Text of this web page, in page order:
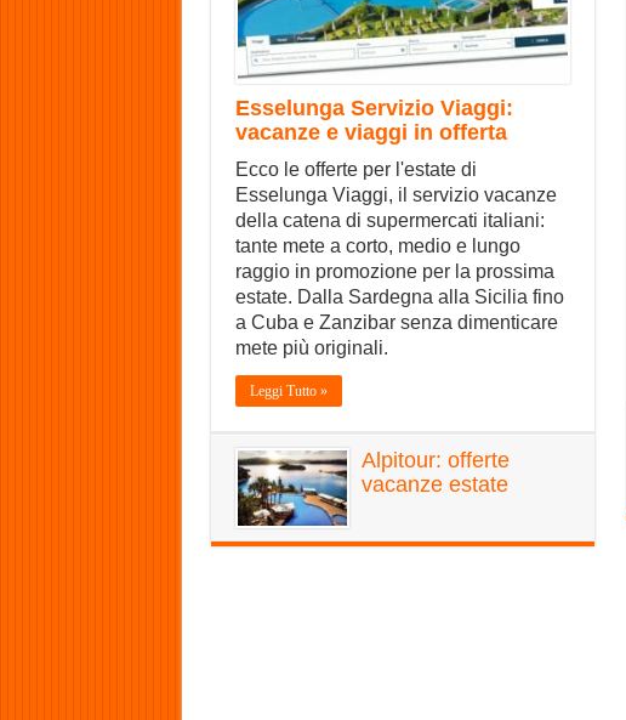
Esselunga Servizio Viaggi:
vacanze e viaggi in offerta
Ecco le offerte per l'estate di
Esselunga Viaggi, il servizio vacanze
della catena di supermercati italiani:
tante mete a corto, medio e lungo
raggio in promozione per la prossima
estate. Dalla Sardegna alla Sicilia fino
a Cuba e Zanzibar senza dimenticare
mete più originali.
Leggi Tutto »
Alpitour: offerte
vacanze estate